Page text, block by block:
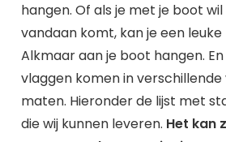
hangen. Of als je met je boot
vandaan komt, kan je een
Alkmaar aan je boot hangen.
vlaggen komen in
maten. Hieronder de lijst met
die wij kunnen leveren. Het kan